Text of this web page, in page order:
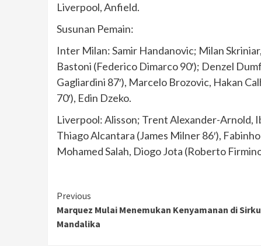
Liverpool, Anfield.
Susunan Pemain:
Inter Milan: Samir Handanovic; Milan
Bastoni (Federico Dimarco 90′); Denzel
Gagliardini 87′), Marcelo Brozovic, Hakan
70′), Edin Dzeko.
Liverpool: Alisson; Trent Alexander-Arnold,
Thiago Alcantara (James Milner 86′),
Mohamed Salah, Diogo Jota (Roberto Firmino
Continue
Reading
Previous
Marquez Mulai Menemukan Kenyamanan di
Mandalika